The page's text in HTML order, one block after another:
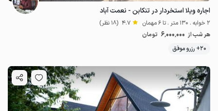
اجاره ویلا استخردار در تنکابن - نعمت آباد
2 خوابه . 130 متر . تا 6 مهمان 4.7 (18 نظر)
هر شب از 6٬000٬000 تومان
20+ رزرو موفق